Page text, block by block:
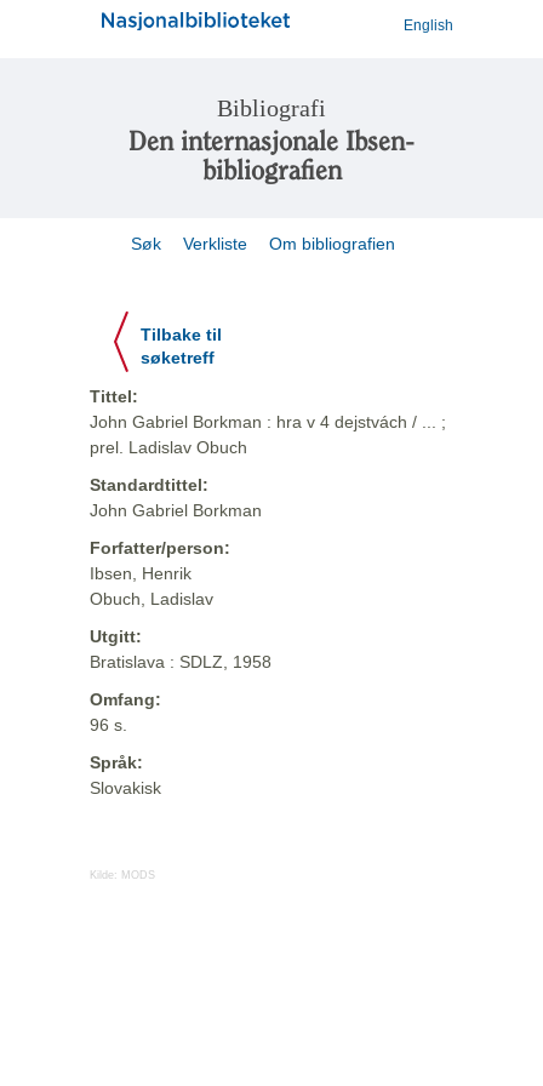
English
Bibliografi
Den internasjonale Ibsen-
bibliografien
Søk Verkliste Om bibliografien
Tilbake til
søketreff
Tittel:
John Gabriel Borkman : hra v 4 dejstvách / ... ;
prel. Ladislav Obuch
Standardtittel:
John Gabriel Borkman
Forfatter/person:
Ibsen, Henrik
Obuch, Ladislav
Utgitt:
Bratislava : SDLZ, 1958
Omfang:
96 s.
Språk:
Slovakisk
Kilde: MODS